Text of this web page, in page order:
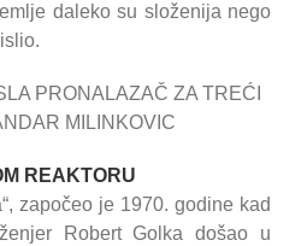
daleko su složenija nego
PRONALAZAČ ZA TREĆI
MILINKOVIC
REAKTORU
započeo je 1970. godine kad
Robert Golka došao u